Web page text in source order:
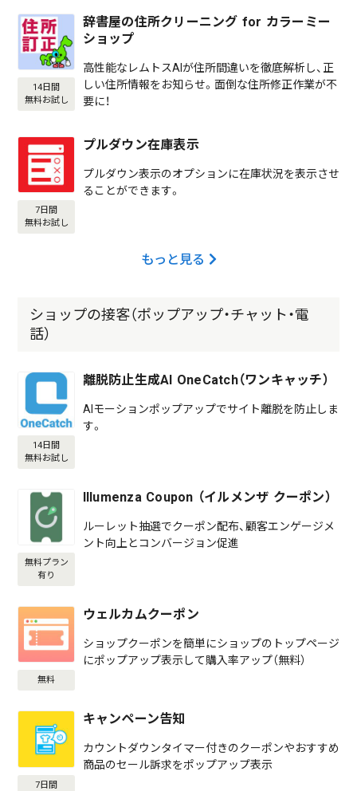
14日間
無料お試し
辞書屋の住所クリーニング for カラーミー
ショップ
高性能なレムトスAIが住所間違いを徹底解析し、正
しい住所情報をお知らせ。面倒な住所修正作業が不
要に！
7日間
無料お試し
プルダウン在庫表示
プルダウン表示のオプションに在庫状況を表示させ
ることができます。
もっと見る
ショップの接客（ポップアップ・チャット・電
話）
14日間
無料お試し
離脱防止生成AI OneCatch（ワンキャッチ）
AIモーションポップアップでサイト離脱を防止しま
す。
無料プラン
有り
Illumenza Coupon （イルメンザ クーポン）
ルーレット抽選でクーポン配布、顧客エンゲージメ
ント向上とコンバージョン促進
無料
ウェルカムクーポン
ショップクーポンを簡単にショップのトップページ
にポップアップ表示して購入率アップ（無料）
7日間
キャンペーン告知
カウントダウンタイマー付きのクーポンやおすすめ
商品のセール訴求をポップアップ表示